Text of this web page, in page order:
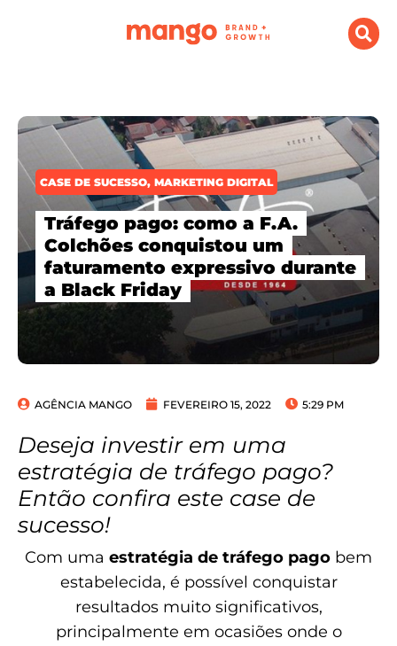
CASE DE SUCESSO, MARKETING DIGITAL
Tráfego pago: como a F.A.
Colchões conquistou um
faturamento expressivo durante
a Black Friday
AGÊNCIA MANGO FEVEREIRO 15, 2022 5:29 PM
Deseja investir em uma
estratégia de tráfego pago?
Então confira este case de
sucesso!
Com uma estratégia de tráfego pago bem
estabelecida, é possível conquistar
resultados muito significativos,
principalmente em ocasiões onde o